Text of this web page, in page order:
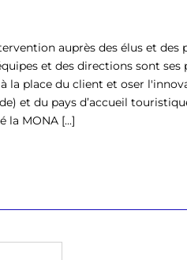
auprès des élus et des
et des directions sont ses
la place du client et oser
et du pays d’accueil
la MONA [...]